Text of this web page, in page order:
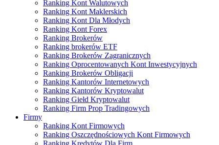
Ranking Kont Walutowych
Ranking Kont Maklerskich
Ranking Kont Dla Młodych
Ranking Kont Forex
Ranking Brokerów
Ranking brokerów ETF
Ranking Brokerów Zagranicznych
Ranking Oprocentowanych Kont Inwestycyjnych
Ranking Brokerów Obligacji
Ranking Kantorów Internetowych
Ranking Kantorów Kryptowalut
Ranking Giełd Kryptowalut
Ranking Firm Prop Tradingowych
Firmy
Ranking Kont Firmowych
Ranking Oszczędnościowych Kont Firmowych
Ranking Kredytów Dla Firm